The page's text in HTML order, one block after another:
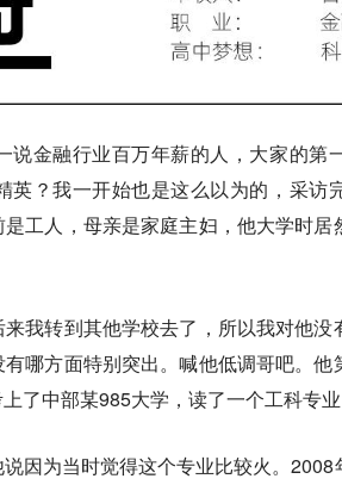
说金融行业百万年薪的人，大家的第
英？我一开始也是这么以为的，采访
工人，母亲是家庭主妇，他大学时
我转到其他学校去了，所以我对他
哪方面特别突出。喊他低调哥吧。他
了中部某985大学，读了一个工科专业
因为当时觉得这个专业比较火。